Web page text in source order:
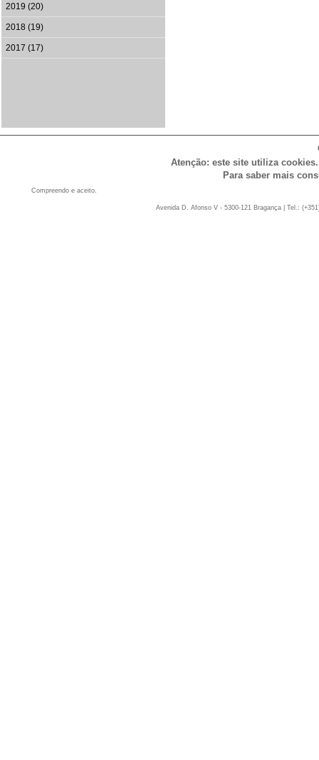
2019 (20)
2018 (19)
2017 (17)
Atenção: este site utiliza
Para saber mais
Compreendo e aceito.
Avenida D. Afonso V - 5300-121 Bragança | Tel.: